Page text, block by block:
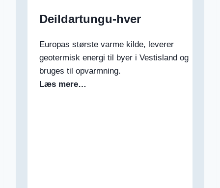
Deildartungu-hver
Europas største varme kilde, leverer
geotermisk energi til byer i Vestisland og
bruges til opvarmning.
Læs mere…